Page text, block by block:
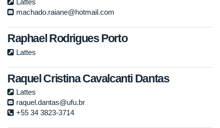
Lattes
machado.raiane@hotmail.com
Raphael Rodrigues Porto
Lattes
Raquel Cristina Cavalcanti Dantas
Lattes
raquel.dantas@ufu.br
+55 34 3823-3714